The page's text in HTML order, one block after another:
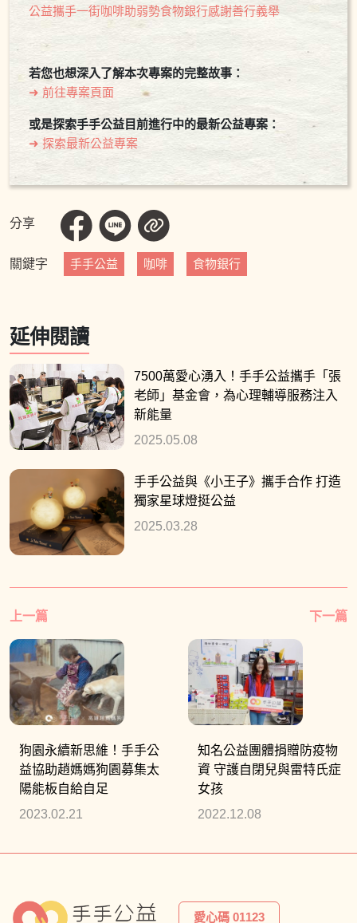
公益攜手一街咖啡助弱勢食物銀行感謝善行義舉
若您也想深入了解本次專案的完整故事：
➜ 前往專案頁面
或是探索手手公益目前進行中的最新公益專案：
➜ 探索最新公益專案
分享
關鍵字 手手公益 咖啡 食物銀行
延伸閱讀
7500萬愛心湧入！手手公益攜手「張
老師」基金會，為心理輔導服務注入
新能量
2025.05.08
手手公益與《小王子》攜手合作 打造
獨家星球燈挺公益
2025.03.28
上一篇 下一篇
狗園永續新思維！手手公
益協助趙媽媽狗園募集太
陽能板自給自足
2023.02.21
知名公益團體捐贈防疫物
資 守護自閉兒與雷特氏症
女孩
2022.12.08
愛心碼 01123